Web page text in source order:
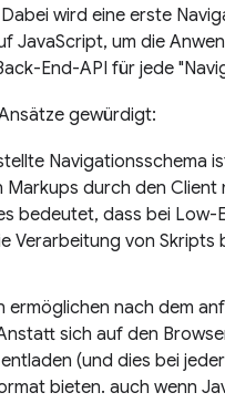
wird eine erste
JavaScript, um die
End-API für jede
gewürdigt:
Navigationsschema
durch den Client
bedeutet, dass bei
Verarbeitung von Skripts
ermöglichen nach dem
sich auf den
(und dies bei
bieten. auch wenn